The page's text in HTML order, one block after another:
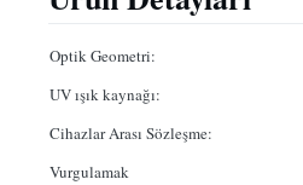
Optik Geometri:
UV ışık kaynağı:
Cihazlar Arası Sözleşme:
Vurgulamak